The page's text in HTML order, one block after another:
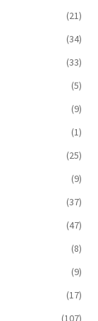
(21)
(34)
(33)
(5)
(9)
(1)
(25)
(9)
(37)
(47)
(8)
(9)
(17)
(107)